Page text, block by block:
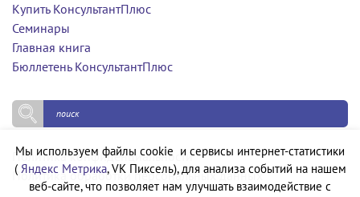
Купить КонсультантПлюс
Семинары
Главная книга
Бюллетень КонсультантПлюс
Политика конфиденциальности
Политика обработки персональных данных
Мы используем файлы cookie и сервисы интернет-статистики
( Яндекс Метрика, VK Пиксель), для анализа событий на нашем
веб-сайте, что позволяет нам улучшать взаимодействие с